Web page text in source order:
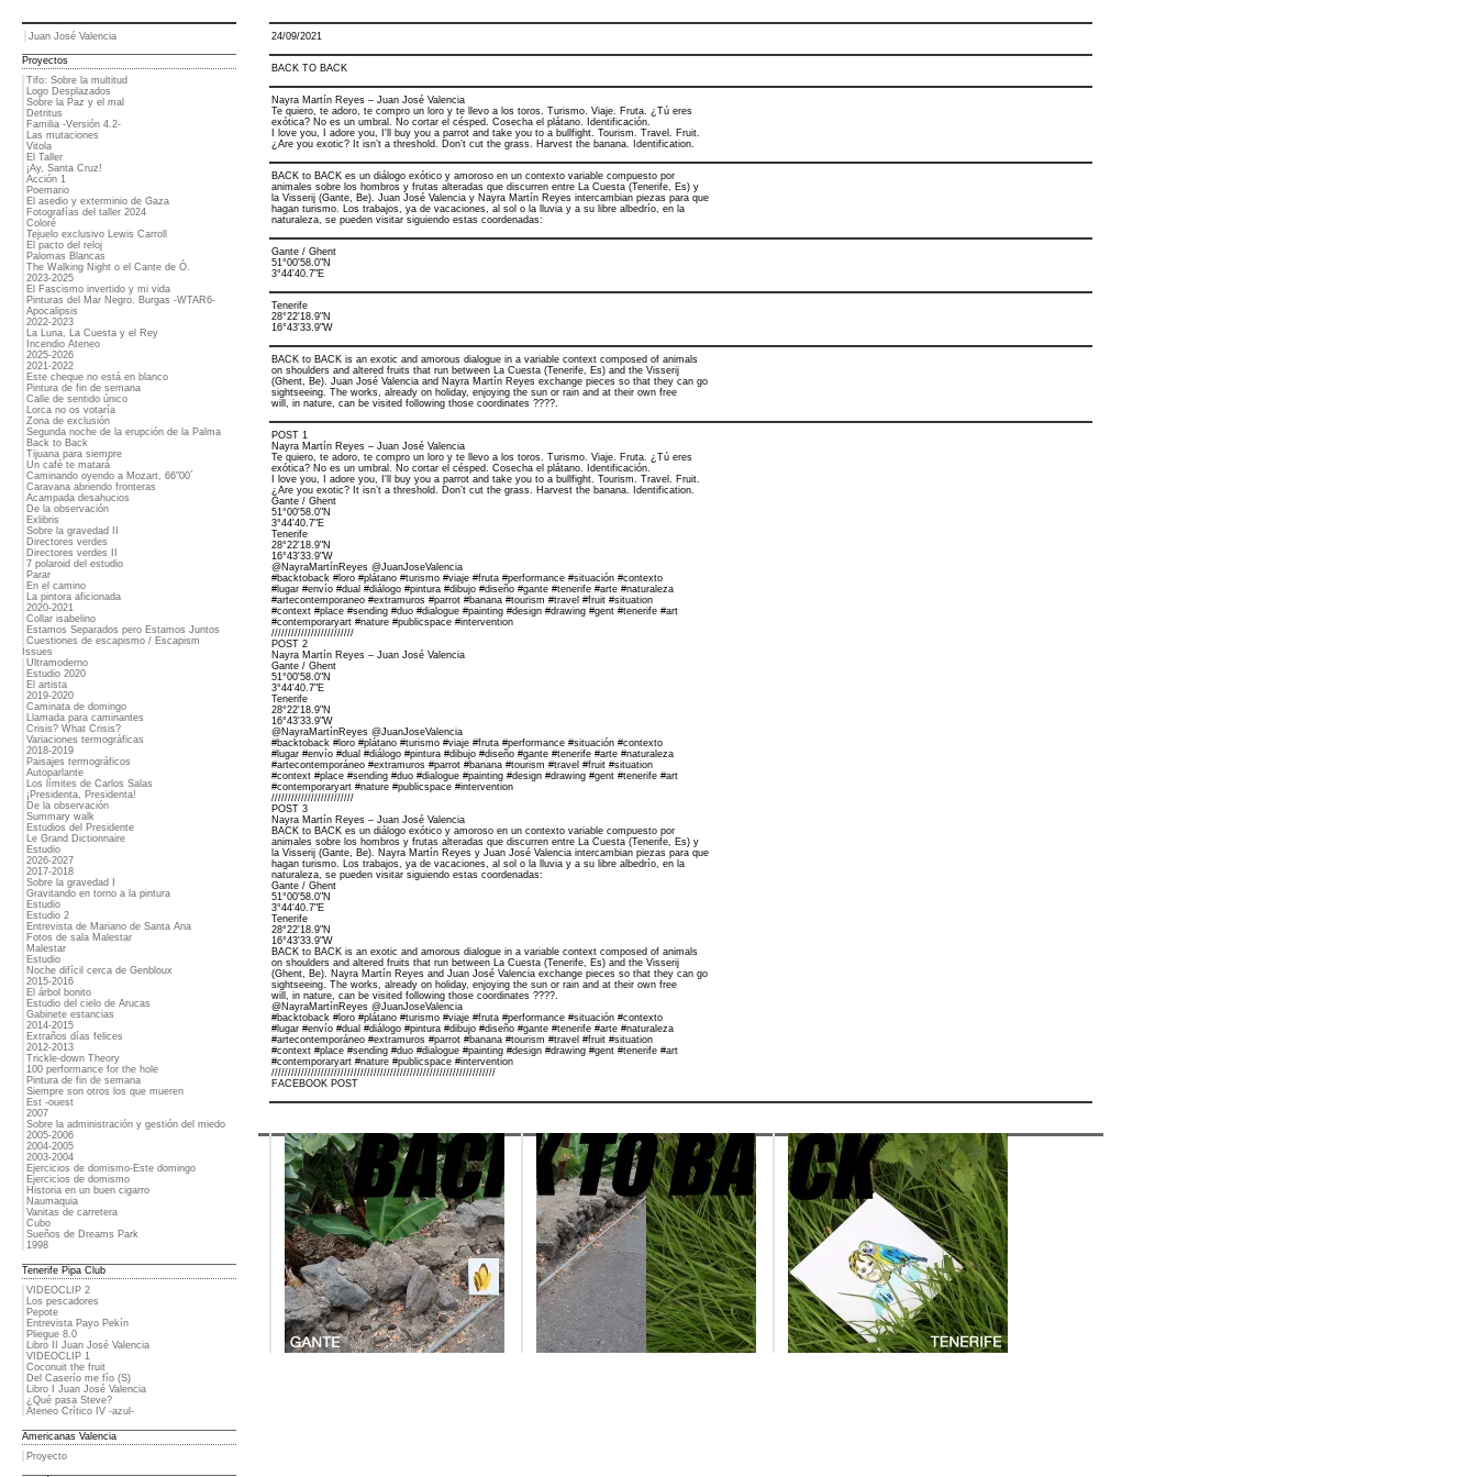
Juan José Valencia
Proyectos
Tifo: Sobre la multitud
Logo Desplazados
Sobre la Paz y el mal
Detritus
Familia -Versión 4.2-
Las mutaciones
Vitola
El Taller
¡Ay, Santa Cruz!
Acción 1
Poemario
El asedio y exterminio de Gaza
Fotografías del taller 2024
Coloré
Tejuelo exclusivo Lewis Carroll
El pacto del reloj
Palomas Blancas
The Walking Night o el Cante de Ó.
2023-2025
El Fascismo invertido y mi vida
Pinturas del Mar Negro. Burgas -WTAR6-
Apocalipsis
2022-2023
La Luna, La Cuesta y el Rey
Incendio Ateneo
2025-2026
2021-2022
Este cheque no está en blanco
Pintura de fin de semana
Calle de sentido único
Lorca no os votaría
Zona de exclusión
Segunda noche de la erupción de la Palma
Back to Back
Tijuana para siempre
Un café te matará
Caminando oyendo a Mozart, 66"00´
Caravana abriendo fronteras
Acampada desahucios
De la observación
Exlibris
Sobre la gravedad II
Directores verdes
Directores verdes II
7 polaroid del estudio
Parar
En el camino
La pintora aficionada
2020-2021
Collar isabelino
Estamos Separados pero Estamos Juntos
Cuestiones de escapismo / Escapism
Issues
Ultramoderno
Estudio 2020
El artista
2019-2020
Caminata de domingo
Llamada para caminantes
Crisis? What Crisis?
Variaciones termográficas
2018-2019
Paisajes termográficos
Autoparlante
Los límites de Carlos Salas
¡Presidenta, Presidenta!
De la observación
Summary walk
Estudios del Presidente
Le Grand Dictionnaire
Estudio
2026-2027
2017-2018
Sobre la gravedad I
Gravitando en torno a la pintura
Estudio
Estudio 2
Entrevista de Mariano de Santa Ana
Fotos de sala Malestar
Malestar
Estudio
Noche difícil cerca de Genbloux
2015-2016
El árbol bonito
Estudio del cielo de Arucas
Gabinete estancias
2014-2015
Extraños días felices
2012-2013
Trickle-down Theory
100 performance for the hole
Pintura de fin de semana
Siempre son otros los que mueren
Est -ouest
2007
Sobre la administración y gestión del miedo
2005-2006
2004-2005
2003-2004
Ejercicios de domismo-Este domingo
Ejercicios de domismo
Historia en un buen cigarro
Naumaquia
Vanitas de carretera
Cubo
Sueños de Dreams Park
1998
Tenerife Pipa Club
VIDEOCLIP 2
Los pescadores
Pepote
Entrevista Payo Pekín
Pliegue 8.0
Libro II Juan José Valencia
VIDEOCLIP 1
Coconuit the fruit
Del Caserío me fío (S)
Libro I Juan José Valencia
¿Qué pasa Steve?
Ateneo Crítico IV -azul-
Americanas Valencia
Proyecto
24/09/2021
BACK TO BACK
Nayra Martín Reyes – Juan José Valencia
Te quiero, te adoro, te compro un loro y te llevo a los toros. Turismo. Viaje. Fruta. ¿Tú eres
exótica? No es un umbral. No cortar el césped. Cosecha el plátano. Identificación.
I love you, I adore you, I'll buy you a parrot and take you to a bullfight. Tourism. Travel. Fruit.
¿Are you exotic? It isn’t a threshold. Don’t cut the grass. Harvest the banana. Identification.
BACK to BACK es un diálogo exótico y amoroso en un contexto variable compuesto por
animales sobre los hombros y frutas alteradas que discurren entre La Cuesta (Tenerife, Es) y
la Visserij (Gante, Be). Juan José Valencia y Nayra Martín Reyes intercambian piezas para que
hagan turismo. Los trabajos, ya de vacaciones, al sol o la lluvia y a su libre albedrío, en la
naturaleza, se pueden visitar siguiendo estas coordenadas:
Gante / Ghent
51°00'58.0"N
3°44'40.7"E
Tenerife
28°22'18.9"N
16°43'33.9"W
BACK to BACK is an exotic and amorous dialogue in a variable context composed of animals
on shoulders and altered fruits that run between La Cuesta (Tenerife, Es) and the Visserij
(Ghent, Be). Juan José Valencia and Nayra Martín Reyes exchange pieces so that they can go
sightseeing. The works, already on holiday, enjoying the sun or rain and at their own free
will, in nature, can be visited following those coordinates ????.
POST 1
Nayra Martín Reyes – Juan José Valencia
Te quiero, te adoro, te compro un loro y te llevo a los toros. Turismo. Viaje. Fruta. ¿Tú eres
exótica? No es un umbral. No cortar el césped. Cosecha el plátano. Identificación.
I love you, I adore you, I'll buy you a parrot and take you to a bullfight. Tourism. Travel. Fruit.
¿Are you exotic? It isn’t a threshold. Don’t cut the grass. Harvest the banana. Identification.
Gante / Ghent
51°00'58.0"N
3°44'40.7"E
Tenerife
28°22'18.9"N
16°43'33.9"W
@NayraMartínReyes @JuanJoseValencia
#backtoback #loro #plátano #turismo #viaje #fruta #performance #situación #contexto
#lugar #envío #dual #diálogo #pintura #dibujo #diseño #gante #tenerife #arte #naturaleza
#artecontemporaneo #extramuros #parrot #banana #tourism #travel #fruit #situation
#context #place #sending #duo #dialogue #painting #design #drawing #gent #tenerife #art
#contemporaryart #nature #publicspace #intervention
/////////////////////////
POST 2
Nayra Martín Reyes – Juan José Valencia
Gante / Ghent
51°00'58.0"N
3°44'40.7"E
Tenerife
28°22'18.9"N
16°43'33.9"W
@NayraMartínReyes @JuanJoseValencia
#backtoback #loro #plátano #turismo #viaje #fruta #performance #situación #contexto
#lugar #envío #dual #diálogo #pintura #dibujo #diseño #gante #tenerife #arte #naturaleza
#artecontemporáneo #extramuros #parrot #banana #tourism #travel #fruit #situation
#context #place #sending #duo #dialogue #painting #design #drawing #gent #tenerife #art
#contemporaryart #nature #publicspace #intervention
/////////////////////////
POST 3
Nayra Martín Reyes – Juan José Valencia
BACK to BACK es un diálogo exótico y amoroso en un contexto variable compuesto por
animales sobre los hombros y frutas alteradas que discurren entre La Cuesta (Tenerife, Es) y
la Visserij (Gante, Be). Nayra Martín Reyes y Juan José Valencia intercambian piezas para que
hagan turismo. Los trabajos, ya de vacaciones, al sol o la lluvia y a su libre albedrío, en la
naturaleza, se pueden visitar siguiendo estas coordenadas:
Gante / Ghent
51°00'58.0"N
3°44'40.7"E
Tenerife
28°22'18.9"N
16°43'33.9"W
BACK to BACK is an exotic and amorous dialogue in a variable context composed of animals
on shoulders and altered fruits that run between La Cuesta (Tenerife, Es) and the Visserij
(Ghent, Be). Nayra Martín Reyes and Juan José Valencia exchange pieces so that they can go
sightseeing. The works, already on holiday, enjoying the sun or rain and at their own free
will, in nature, can be visited following those coordinates ????.
@NayraMartínReyes @JuanJoseValencia
#backtoback #loro #plátano #turismo #viaje #fruta #performance #situación #contexto
#lugar #envío #dual #diálogo #pintura #dibujo #diseño #gante #tenerife #arte #naturaleza
#artecontemporáneo #extramuros #parrot #banana #tourism #travel #fruit #situation
#context #place #sending #duo #dialogue #painting #design #drawing #gent #tenerife #art
#contemporaryart #nature #publicspace #intervention
////////////////////////////////////////////////////////////////////
FACEBOOK POST